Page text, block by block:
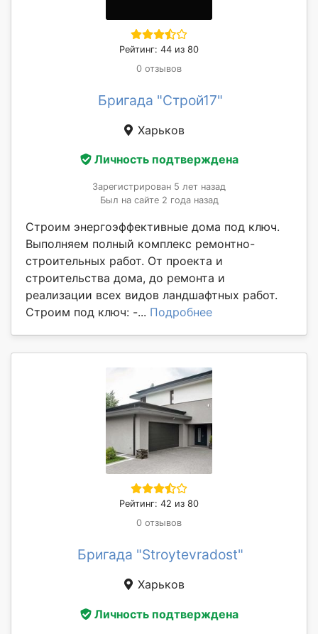
Рейтинг: 44 из 80
0 отзывов
Бригада "Строй17"
Харьков
Личность подтверждена
Зарегистрирован 5 лет назад
Был на сайте 2 года назад
Строим энергоэффективные дома под ключ.
Выполняем полный комплекс ремонтно-
строительных работ. От проекта и
строительства дома, до ремонта и
реализации всех видов ландшафтных работ.
Строим под ключ: -... Подробнее
Рейтинг: 42 из 80
0 отзывов
Бригада "Stroytevradost"
Харьков
Личность подтверждена